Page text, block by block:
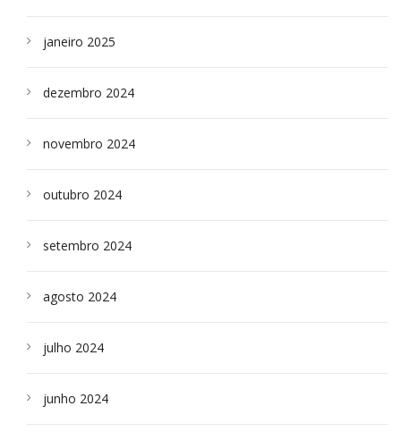
janeiro 2025
dezembro 2024
novembro 2024
outubro 2024
setembro 2024
agosto 2024
julho 2024
junho 2024